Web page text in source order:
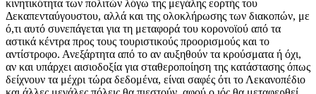
κινητικότητα των πολιτών λόγω της μεγάλης εορτής του
Δεκαπενταύγουστου, αλλά και της ολοκλήρωσης των διακοπών, με
ό,τι αυτό συνεπάγεται για τη μεταφορά του κορονοϊού από τα
αστικά κέντρα προς τους τουριστικούς προορισμούς και το
αντίστροφο. Ανεξάρτητα από το αν αυξηθούν τα κρούσματα ή όχι,
αν και υπάρχει αισιοδοξία για σταθεροποίηση της κατάστασης όπως
δείχνουν τα μέχρι τώρα δεδομένα, είναι σαφές ότι το Λεκανοπέδιο